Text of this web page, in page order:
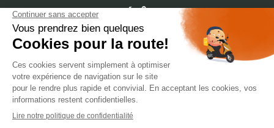
388 Av. Charles de Gaulle, 69200 Vénissieux